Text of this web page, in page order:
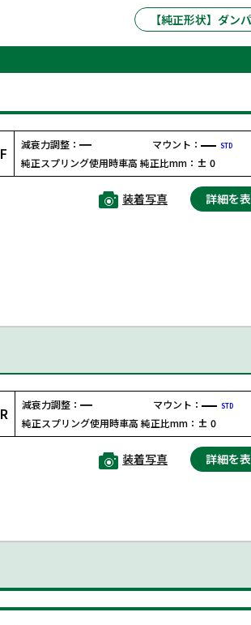
【純正形状】ダン
F 減衰力調整： マウント： STD
純正スプリング使用時車高 純正比mm： ± 0
装着写真 詳細を
R 減衰力調整： マウント： STD
純正スプリング使用時車高 純正比mm： ± 0
装着写真 詳細を